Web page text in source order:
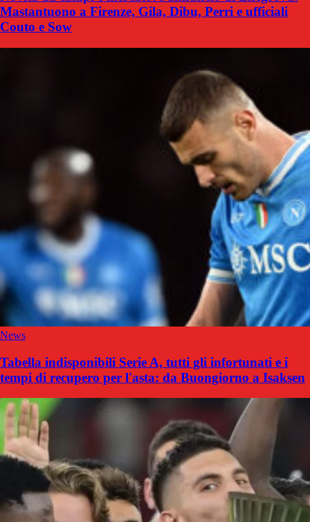
Mastantuono a Firenze, Gila, Dibu, Perri e ufficiali
Couto e Sow
News
Tabella indisponibili Serie A, tutti gli infortunati e i
tempi di recupero per l'asta: da Buongiorno a Isaksen